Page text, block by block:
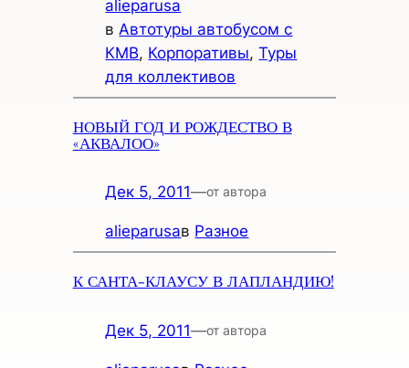
alieparusa
в Автотуры автобусом с
КМВ, Корпоративы, Туры
для коллективов
НОВЫЙ ГОД И РОЖДЕСТВО В
«АКВАЛОО»
Дек 5, 2011—от автора
alieparusaв Разное
К САНТА-КЛАУСУ В ЛАПЛАНДИЮ!
Дек 5, 2011—от автора